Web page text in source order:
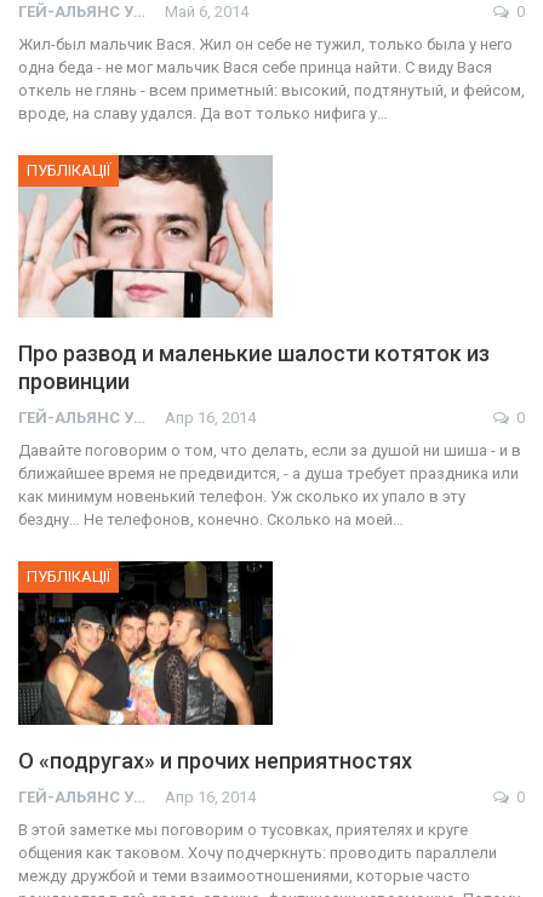
ГЕЙ-АЛЬЯНС УКРАИНА Май 6, 2014
0
Жил-был мальчик Вася. Жил он себе не тужил, только была у него
одна беда - не мог мальчик Вася себе принца найти. С виду Вася
откель не глянь - всем приметный: высокий, подтянутый, и фейсом,
вроде, на славу удался. Да вот только нифига у…
ПУБЛІКАЦІЇ
Про развод и маленькие шалости котяток из
провинции
ГЕЙ-АЛЬЯНС УКРАИНА Апр 16, 2014
0
Давайте поговорим о том, что делать, если за душой ни шиша - и в
ближайшее время не предвидится, - а душа требует праздника или
как минимум новенький телефон. Уж сколько их упало в эту
бездну… Не телефонов, конечно. Сколько на моей…
ПУБЛІКАЦІЇ
О «подругах» и прочих неприятностях
ГЕЙ-АЛЬЯНС УКРАИНА Апр 16, 2014
0
В этой заметке мы поговорим о тусовках, приятелях и круге
общения как таковом. Хочу подчеркнуть: проводить параллели
между дружбой и теми взаимоотношениями, которые часто